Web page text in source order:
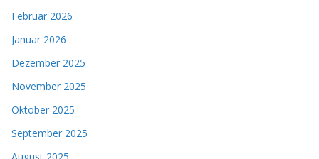
Februar 2026
Januar 2026
Dezember 2025
November 2025
Oktober 2025
September 2025